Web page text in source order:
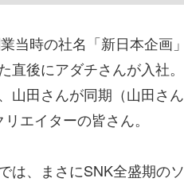
当時の社名「新日本企画
直後にアダチさんが入社
山田さんが同期（山田さ
エイターの皆さん。
は、まさにSNK全盛期の